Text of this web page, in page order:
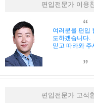
편입전문가 이용
여러분을 편입
도하겠습니다.
믿고 따라와 주
편입전문가 고석